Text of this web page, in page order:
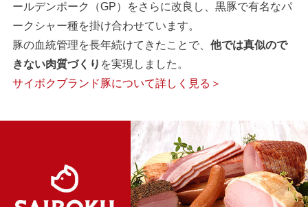
ールデンポーク（GP）をさらに改良し、黒豚で有名なパ
ークシャー種を掛け合わせています。
豚の血統管理を長年続けてきたことで、 他では真似ので
きない肉質づくり を実現しました。
サイボクブランド豚について詳しく見る＞